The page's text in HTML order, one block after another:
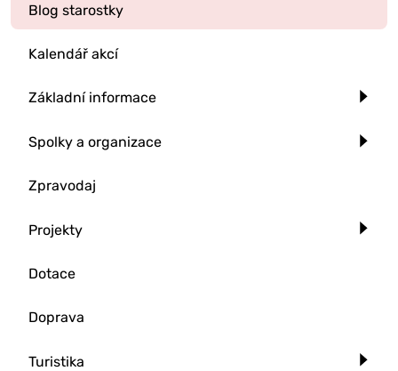
Blog starostky
Kalendář akcí
Základní informace
Spolky a organizace
Zpravodaj
Projekty
Dotace
Doprava
Turistika